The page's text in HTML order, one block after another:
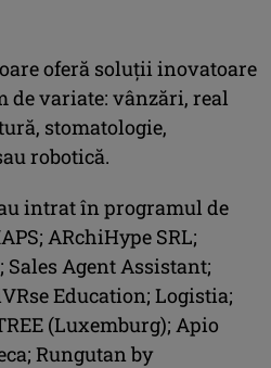
oferă soluţii inovatoare
de variate: vânzări, real
stomatologie,
robotică.
intrat în programul de
ARchiHype SRL;
Sales Agent Assistant;
Education; Logistia;
(Luxemburg); Apio
Rungutan by